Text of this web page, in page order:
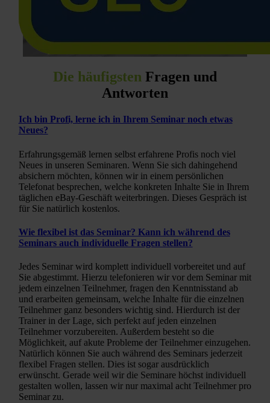
Die häufigsten Fragen und
Antworten
Ich bin Profi, lerne ich in Ihrem Seminar noch etwas
Neues?
Erfahrungsgemäß lernen selbst erfahrene Profis noch viel
Neues in unseren Seminaren. Wenn Sie sich dahingehend
absichern möchten, können wir in einem persönlichen
Telefonat besprechen, welche konkreten Inhalte Sie in Ihrem
täglichen eBay-Geschäft weiterbringen. Dieses Gespräch ist
für Sie natürlich kostenlos.
Wie flexibel ist das Seminar? Kann ich während des
Seminars auch individuelle Fragen stellen?
Jedes Seminar wird komplett individuell vorbereitet und auf
Sie abgestimmt. Hierzu telefonieren wir vor dem Seminar mit
jedem einzelnen Teilnehmer, fragen den Kenntnisstand ab
und erarbeiten gemeinsam, welche Inhalte für die einzelnen
Teilnehmer ganz besonders wichtig sind. Hierdurch ist der
Trainer in der Lage, sich perfekt auf jeden einzelnen
Teilnehmer vorzubereiten. Außerdem besteht so die
Möglichkeit, auf akute Probleme der Teilnehmer einzugehen.
Natürlich können Sie auch während des Seminars jederzeit
flexibel Fragen stellen. Dies ist sogar ausdrücklich
erwünscht. Gerade weil wir die Seminare höchst individuell
gestalten wollen, lassen wir nur maximal acht Teilnehmer pro
Seminar zu.